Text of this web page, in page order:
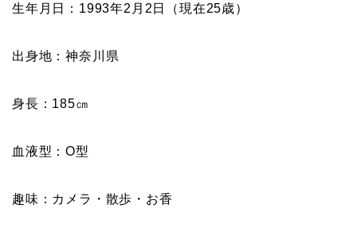
生年月日：1993年2月2日（現在25歳）
出身地：神奈川県
身長：185㎝
血液型：O型
趣味：カメラ・散歩・お香